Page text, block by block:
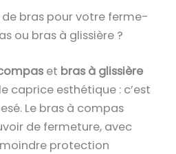
bras pour votre ferme-
ou bras à glissière ?
et bras à glissière
caprice esthétique : c’est
Le bras à compas
de fermeture, avec
moindre protection